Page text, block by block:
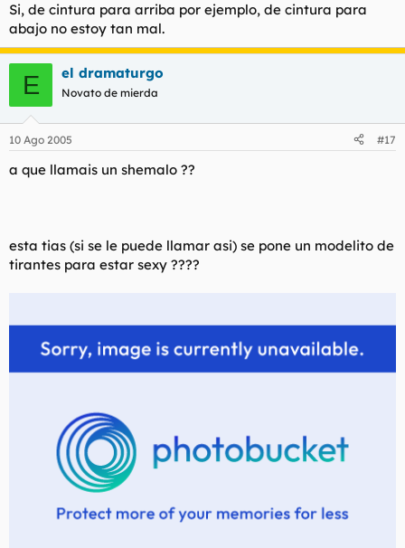
Si, de cintura para arriba por ejemplo, de cintura para
abajo no estoy tan mal.
E el dramaturgo
Novato de mierda
10 Ago 2005 #17
a que llamais un shemalo ??
esta tias (si se le puede llamar asi) se pone un modelito de
tirantes para estar sexy ????